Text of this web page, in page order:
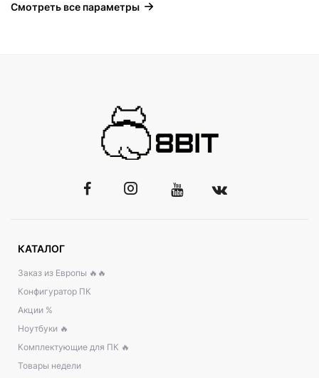
Смотреть все параметры
КАТАЛОГ
Заказ из Европы 🔥🔥
Конфигуратор ПК
Акции %
Ноутбуки 🔥
Комплектующие для ПК 🔥
Товары недели